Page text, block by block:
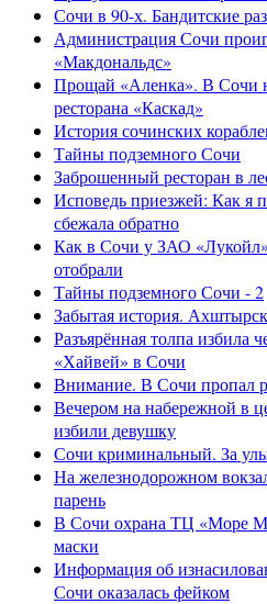
Сочи в 90-х. Бандитские
Администрация Сочи
«Макдональдс»
Прощай «Аленка». В Сочи
ресторана «Каскад»
История сочинских
Тайны подземного Сочи
Заброшенный ресторан в
Исповедь приезжей: Как я
сбежала обратно
Как в Сочи у ЗАО
отобрали
Тайны подземного Сочи - 2
Забытая история.
Разъярённая толпа избила
«Хайвей» в Сочи
Внимание. В Сочи пропал
Вечером на набережной в
избили девушку
Сочи криминальный. За
На железнодорожном
парень
В Сочи охрана ТЦ «Море
маски
Информация об
Сочи оказалась фейком